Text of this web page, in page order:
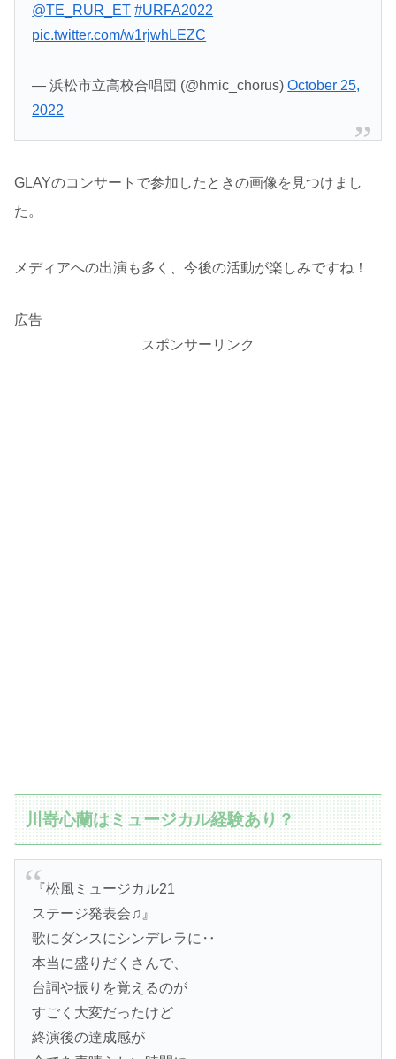
@TE_RUR_ET #URFA2022
pic.twitter.com/w1rjwhLEZC
— 浜松市立高校合唱団 (@hmic_chorus)October 25,
2022
GLAYのコンサートで参加したときの画像を見つけまし
た。
メディアへの出演も多く、今後の活動が楽しみですね！
広告
スポンサーリンク
川嵜心蘭はミュージカル経験あり？
『松風ミュージカル21
ステージ発表会♫』
歌にダンスにシンデレラに‥
本当に盛りだくさんで、
台詞や振りを覚えるのが
すごく大変だったけど
終演後の達成感が